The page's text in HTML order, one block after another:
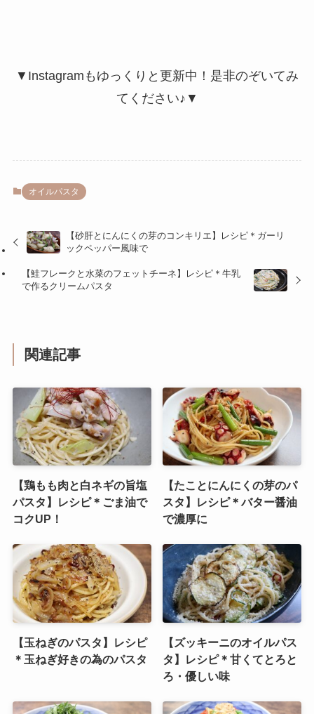
▼Instagramもゆっくりと更新中！是非のぞいてみ
てください♪▼
オイルパスタ
【砂肝とにんにくの芽のコンキリエ】レシピ＊ガーリ
ックペッパー風味で
【鮭フレークと水菜のフェットチーネ】レシピ＊牛乳
で作るクリームパスタ
関連記事
【鶏もも肉と白ネギの旨塩
パスタ】レシピ＊ごま油で
コクUP！
【たことにんにくの芽のパ
スタ】レシピ＊バター醤油
で濃厚に
【玉ねぎのパスタ】レシピ
＊玉ねぎ好きの為のパスタ
【ズッキーニのオイルパス
タ】レシピ＊甘くてとろと
ろ・優しい味